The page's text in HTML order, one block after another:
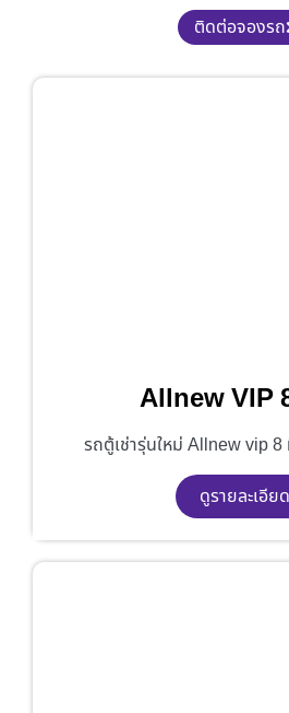
ติดต่อจองรถ
Allnew VIP
รถตู้เช่ารุ่นใหม่ Allnew vip
ดูรายละเอียด